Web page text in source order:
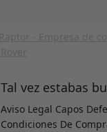
Tal vez estabas
Aviso Legal Capos
Condiciones De